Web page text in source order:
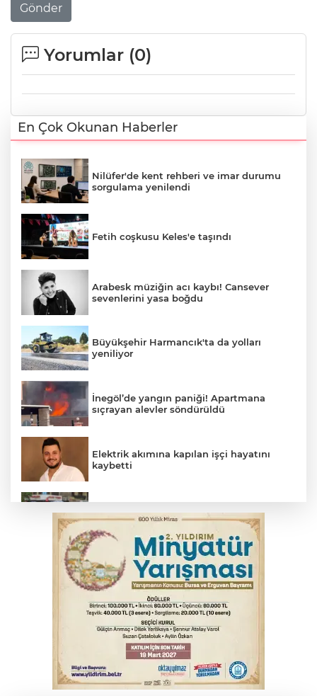
Gönder
Yorumlar (0)
En Çok Okunan Haberler
Nilüfer'de kent rehberi ve imar durumu
sorgulama yenilendi
Fetih coşkusu Keles'e taşındı
Arabesk müziğin acı kaybı! Cansever
sevenlerini yasa boğdu
Büyükşehir Harmancık'ta da yolları
yeniliyor
İnegöl’de yangın paniği! Apartmana
sıçrayan alevler söndürüldü
Elektrik akımına kapılan işçi hayatını
kaybetti
Bursa’da bugün hava nasıl olacak?
İş makinesinin camına kafasını çarpan
operatör yaralandı
Babasını ziyarete giderken kazada
hayatını kaybetti
İnegöl'de orman yangını; Havadan ve
karadan müdahale başlatıldı